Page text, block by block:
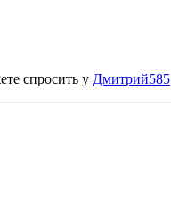
спросить у Дмитрий585